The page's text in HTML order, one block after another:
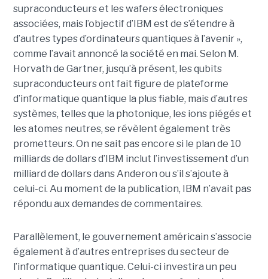
supraconducteurs et les wafers électroniques
associées, mais l’objectif d’IBM est de s’étendre à
d’autres types d’ordinateurs quantiques à l’avenir »,
comme l’avait annoncé la société en mai. Selon M.
Horvath de Gartner, jusqu’à présent, les qubits
supraconducteurs ont fait figure de plateforme
d’informatique quantique la plus fiable, mais d’autres
systèmes, telles que la photonique, les ions piégés et
les atomes neutres, se révèlent également très
prometteurs. On ne sait pas encore si le plan de 10
milliards de dollars d’IBM inclut l’investissement d’un
milliard de dollars dans Anderon ou s’il s’ajoute à
celui-ci. Au moment de la publication, IBM n’avait pas
répondu aux demandes de commentaires.
Parallèlement, le gouvernement américain s’associe
également à d’autres entreprises du secteur de
l’informatique quantique. Celui-ci investira un peu